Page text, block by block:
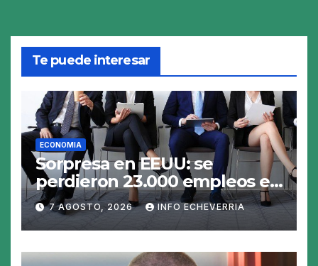
Te puede interesar
ECONOMIA
Sorpresa en EEUU: se
perdieron 23.000 empleos en
julio y el mercado recalcula
las perspectivas para las
tasas
7 AGOSTO, 2026 INFO ECHEVERRIA